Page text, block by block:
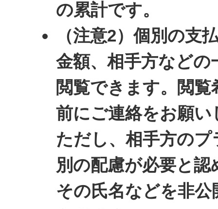
の累計です。
（注意2）個別の支
金額、相手方などの
閲覧できます。閲
前にご連絡をお願い
ただし、相手方の
別の配慮が必要と
その氏名などを非